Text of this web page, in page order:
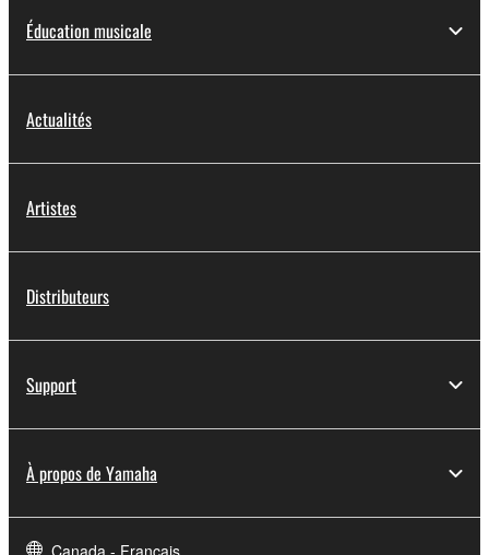
Éducation musicale
Actualités
Artistes
Distributeurs
Support
À propos de Yamaha